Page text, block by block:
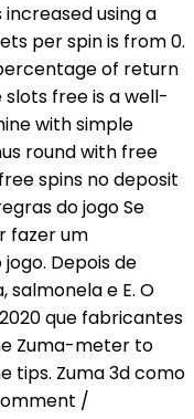
using a
per spin is from 0.
of return
slots free is a well-
with simple
round with free
spins no deposit
do jogo Se
fazer um
Depois de
e E. O
que fabricantes
Zuma-meter to
tips. Zuma 3d como
/